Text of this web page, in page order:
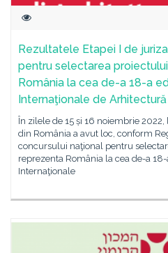
Rezultatele Etapei I de
pentru selectarea
România la cea de-a 18-a
Internaţionale de
În zilele de 15 și 16 noiembrie
din România a avut loc, conform
concursului naţional pentru
reprezenta România la cea de-a
Internaţionale